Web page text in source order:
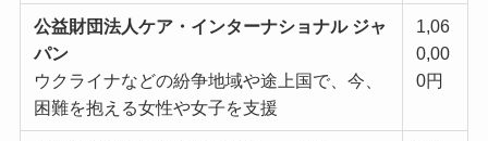
公益財団法⼈ケア・インターナショナル ジャ
パン
ウクライナなどの紛争地域や途上国で、今、
困難を抱える⼥性や⼥⼦を⽀援
1,06
0,00
0円